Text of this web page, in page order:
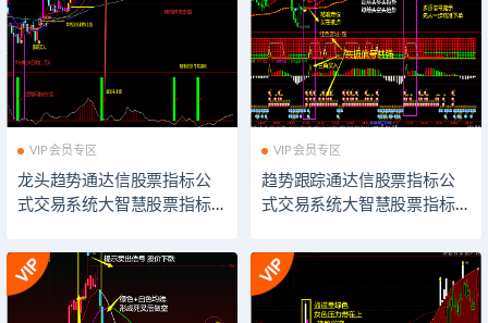
VIP会员专区
龙头趋势通达信股票指标公
式交易系统大智慧股票指标
标公式飞狐股票指标公式模
板看盘辅助插件指示器软件
VIP会员专区
趋势跟踪通达信股票指标公
式交易系统大智慧股票指标
标公式飞狐股票指标公式模
板看盘辅助插件指示器软件